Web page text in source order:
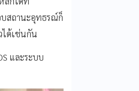
บสถานะอุทธรณ์ก็
ได้เช่นกัน
และระบบ